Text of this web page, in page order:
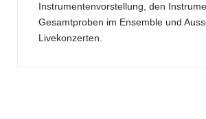
Instrumentenvorstellung, den
Gesamtproben im Ensemble und
Livekonzerten.